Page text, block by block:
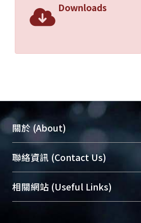
Downloads
關於 (About)
臺大位居世界頂尖大學之列，
展現本校豐碩的研究成果及學
機構典藏（NTUR）與學術庫（
台，成為臺大學術典藏NTU
聯絡資訊 (Contact Us)
總館學科館員(Main Library)
醫學圖書館學科館員(Medical
相關網站 (Useful Links)